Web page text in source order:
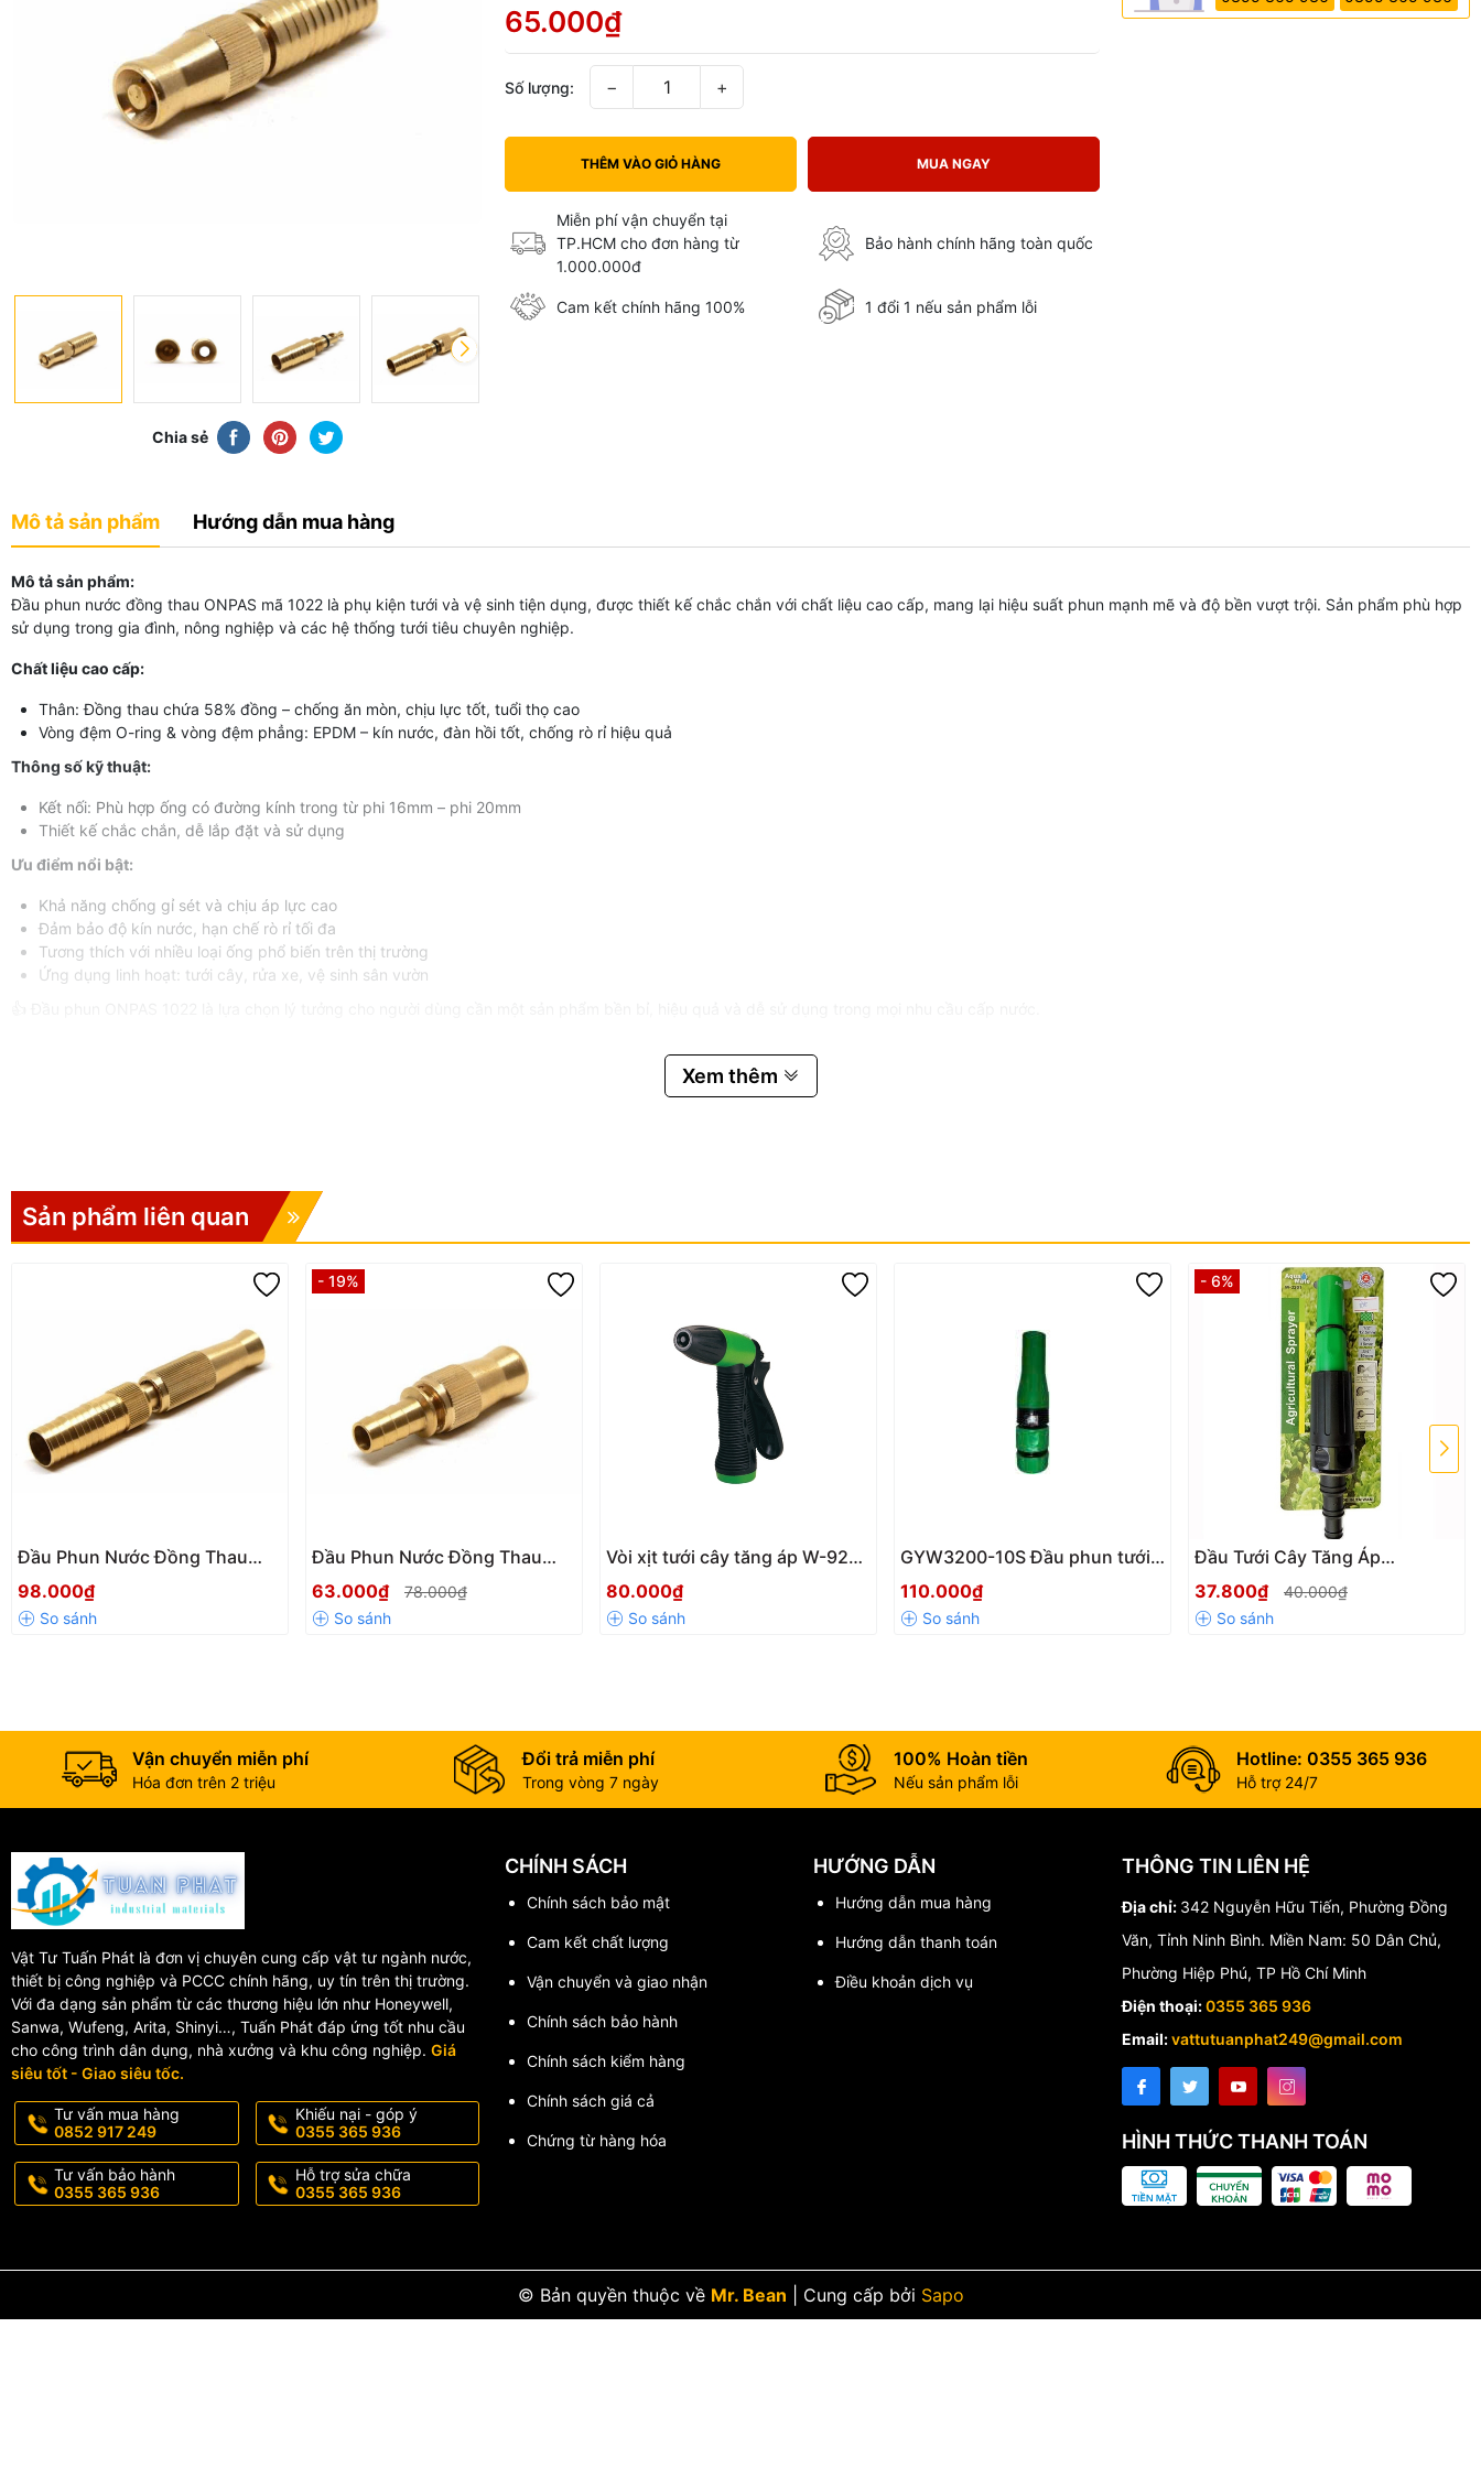
Chia sẻ
65.000₫
Số lượng: − +
THÊM VÀO GIỎ HÀNG MUA NGAY
Miễn phí vận chuyển tại
TP.HCM cho đơn hàng từ
1.000.000đ
Bảo hành chính hãng toàn quốc
Cam kết chính hãng 100% 1 đổi 1 nếu sản phẩm lỗi
Mô tả sản phẩm Hướng dẫn mua hàng
Mô tả sản phẩm:
Đầu phun nước đồng thau ONPAS mã 1022 là phụ kiện tưới và vệ sinh tiện dụng, được thiết kế chắc chắn với chất liệu cao cấp, mang lại hiệu suất phun mạnh mẽ và độ bền vượt trội. Sản phẩm phù hợp
sử dụng trong gia đình, nông nghiệp và các hệ thống tưới tiêu chuyên nghiệp.
Chất liệu cao cấp:
Thân: Đồng thau chứa 58% đồng – chống ăn mòn, chịu lực tốt, tuổi thọ cao
Vòng đệm O-ring & vòng đệm phẳng: EPDM – kín nước, đàn hồi tốt, chống rò rỉ hiệu quả
Thông số kỹ thuật:
Kết nối: Phù hợp ống có đường kính trong từ phi 16mm – phi 20mm
Thiết kế chắc chắn, dễ lắp đặt và sử dụng
Ưu điểm nổi bật:
Khả năng chống gỉ sét và chịu áp lực cao
Đảm bảo độ kín nước, hạn chế rò rỉ tối đa
Tương thích với nhiều loại ống phổ biến trên thị trường
Ứng dụng linh hoạt: tưới cây, rửa xe, vệ sinh sân vườn
Xem thêm
Sản phẩm liên quan
Đầu Phun Nước Đồng Thau
1023 Onpas – Bền Bỉ, Điều
Chỉnh Lưu Lượng Linh Hoạt
98.000₫
- 19%
Đầu Phun Nước Đồng Thau
ONPAS 1024 Ø10–Ø12mm –
Bền Bỉ, Tia Phun Mạnh, Kín
Nước
63.000₫ 78.000₫
Vòi xịt tưới cây tăng áp W-9201
AQUAMATE Đài Loan – Điều
chỉnh đa tia, bền bỉ, dễ sử dụng
80.000₫
GYW3200-10S Đầu phun tưới
nước nông nghiệp, chỉnh vặn
xoắn , lưu lượng lớn, chất liệu
bằng nhựa, điều chỉnh bằng
110.000₫
- 6%
Đầu Tưới Cây Tăng Áp
GYW3201 AquaMate
37.800₫ 40.000₫
Vận chuyển miễn phí
Hóa đơn trên 2 triệu
Đổi trả miễn phí
Trong vòng 7 ngày
100% Hoàn tiền
Nếu sản phẩm lỗi
Hotline: 0355 365 936
Hỗ trợ 24/7
Vật Tư Tuấn Phát là đơn vị chuyên cung cấp vật tư ngành nước,
thiết bị công nghiệp và PCCC chính hãng, uy tín trên thị trường.
Với đa dạng sản phẩm từ các thương hiệu lớn như Honeywell,
Sanwa, Wufeng, Arita, Shinyi…, Tuấn Phát đáp ứng tốt nhu cầu
cho công trình dân dụng, nhà xưởng và khu công nghiệp. Giá
siêu tốt - Giao siêu tốc.
Tư vấn mua hàng
0852 917 249
Khiếu nại - góp ý
0355 365 936
Tư vấn bảo hành
0355 365 936
Hỗ trợ sửa chữa
0355 365 936
CHÍNH SÁCH
Chính sách bảo mật
Cam kết chất lượng
Vận chuyển và giao nhận
Chính sách bảo hành
Chính sách kiểm hàng
Chính sách giá cả
Chứng từ hàng hóa
HƯỚNG DẪN
Hướng dẫn mua hàng
Hướng dẫn thanh toán
Điều khoản dịch vụ
THÔNG TIN LIÊN HỆ
Địa chỉ: 342 Nguyễn Hữu Tiến, Phường Đồng
Văn, Tỉnh Ninh Bình. Miền Nam: 50 Dân Chủ,
Phường Hiệp Phú, TP Hồ Chí Minh
Điện thoại:0355 365 936
Email:vattutuanphat249@gmail.com
HÌNH THỨC THANH TOÁN
© Bản quyền thuộc về Mr. Bean Cung cấp bởi Sapo